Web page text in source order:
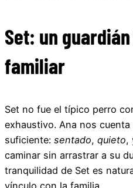
Set: un
familiar
Set no fue el típico perro
exhaustivo. Ana nos
suficiente: sentado, quieto,
caminar sin arrastrar a su
tranquilidad de Set es